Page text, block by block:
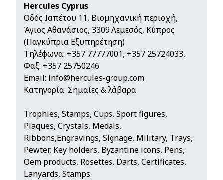
Hercules Cyprus
Οδός Ιαπέτου 11, Βιομηχανική περιοχή,
Άγιος Αθανάσιος, 3309 Λεμεσός, Κύπρος
(Παγκύπρια Εξυπηρέτηση)
Τηλέφωνα: +357 77777001, +357 25724033,
Φαξ: +357 25750246
Email: info@hercules-group.com
Κατηγορία: Σημαίες & λάβαρα
Trophies, Stamps, Cups, Sport figures,
Plaques, Crystals, Medals,
Ribbons,Engravings, Signage, Military, Trays,
Pewter, Key holders, Byzantine icons, Pens,
Oem products, Rosettes, Darts, Certificates,
Lanyards, Stamps.